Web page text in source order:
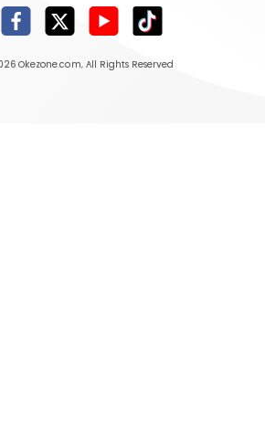
Okezone.com, All Rights Reserved